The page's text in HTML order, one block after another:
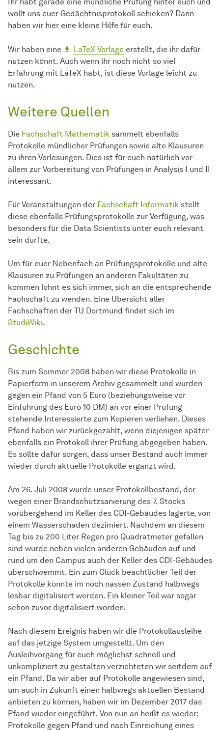
wollt uns euer Gedächtnisprotokoll schicken? Dann
haben wir hier eine kleine Hilfe für euch.
Wir haben eine LaTeX-Vorlage erstellt, die ihr dafür
nutzen könnt. Auch wenn ihr noch nicht so viel
Erfahrung mit LaTeX habt, ist diese Vorlage leicht zu
nutzen.
Weitere Quellen
Die Fachschaft Mathematik sammelt ebenfalls
Protokolle mündlicher Prüfungen sowie alte Klausuren
zu ihren Vorlesungen. Dies ist für euch natürlich vor
allem zur Vorbereitung von Prüfungen in Analysis I und II
interessant.
Für Veranstaltungen der Fachschaft Informatik stellt
diese ebenfalls Prüfungsprotokolle zur Verfügung, was
besonders für die Data Scientists unter euch relevant
sein dürfte.
Um für euer Nebenfach an Prüfungsprotokolle und alte
Klausuren zu Prüfungen an anderen Fakultäten zu
kommen lohnt es sich immer, sich an die entsprechende
Fachschaft zu wenden. Eine Übersicht aller
Fachschaften der TU Dortmund findet sich im
StudiWiki.
Geschichte
Bis zum Sommer 2008 haben wir diese Protokolle in
Papierform in unserem Archiv gesammelt und wurden
gegen ein Pfand von 5 Euro (beziehungsweise vor
Einführung des Euro 10 DM) an vor einer Prüfung
stehende Interessierte zum Kopieren verliehen. Dieses
Pfand haben wir zurückgezahlt, wenn diejenigen später
ebenfalls ein Protokoll ihrer Prüfung abgegeben haben.
Es sollte dafür sorgen, dass unser Bestand auch immer
wieder durch aktuelle Protokolle ergänzt wird.
Am 26. Juli 2008 wurde unser Protokollbestand, der
wegen einer Brandschutzsanierung des 7. Stocks
vorübergehend im Keller des CDI-Gebäudes lagerte, von
einem Wasserschaden dezimiert. Nachdem an diesem
Tag bis zu 200 Liter Regen pro Quadratmeter gefallen
sind wurde neben vielen anderen Gebäuden auf und
rund um den Campus auch der Keller des CDI-Gebäudes
überschwemmt. Ein zum Glück beachtlicher Teil der
Protokolle konnte im noch nassen Zustand halbwegs
lesbar digitalisiert werden. Ein kleiner Teil war sogar
schon zuvor digitalisiert worden.
Nach diesem Ereignis haben wir die Protokollausleihe
auf das jetzige System umgestellt. Um den
Ausleihvorgang für euch möglichst schnell und
unkompliziert zu gestalten verzichteten wir seitdem auf
ein Pfand. Da wir aber auf Protokolle angewiesen sind,
um auch in Zukunft einen halbwegs aktuellen Bestand
anbieten zu können, haben wir im Dezember 2017 das
Pfand wieder eingeführt. Von nun an heißt es wieder:
Protokolle gegen Pfand und nach Einreichung eines